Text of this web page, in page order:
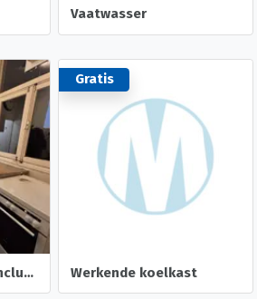
Vaatwasser
Losstaand fornuis inclusief oven
Gratis
Werkende koelkast